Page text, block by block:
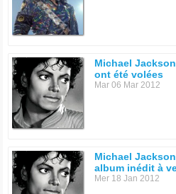
Michael
ont été volées
Mar 06 Mar 2012
Michael
album inédit à
Mer 18 Jan 2012